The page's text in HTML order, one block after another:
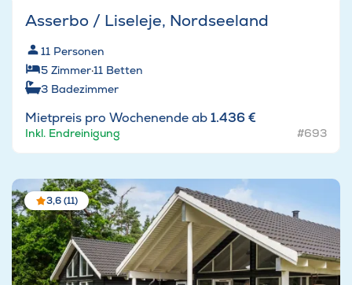
Asserbo / Liseleje, Nordseeland
11 Personen
5 Zimmer·11 Betten
3 Badezimmer
Mietpreis pro Wochenende ab1.436 €
Inkl. Endreinigung #693
3,6 (11)